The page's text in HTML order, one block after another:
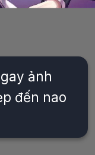
ảnh
đến nao